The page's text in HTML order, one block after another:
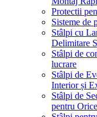
Protectii
Sisteme de
Stâlpi cu
Delimitare
Stâlpi de
lucrare
Stâlpi de
Interior și
Stâlpi de
pentru